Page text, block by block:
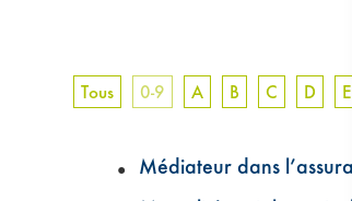
Tous 0-9 A B C D E
Médiateur dans